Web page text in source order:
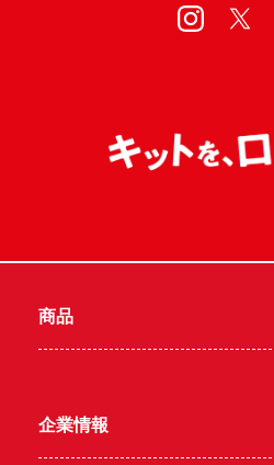
商品
企業情報